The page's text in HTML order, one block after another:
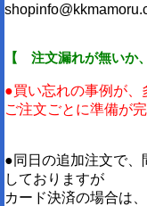
【 注文漏れが無いか
●買い忘れの事例が、
ご注文ごとに準備が
●同日の追加注文で、
しておりますが
カード決済の場合は